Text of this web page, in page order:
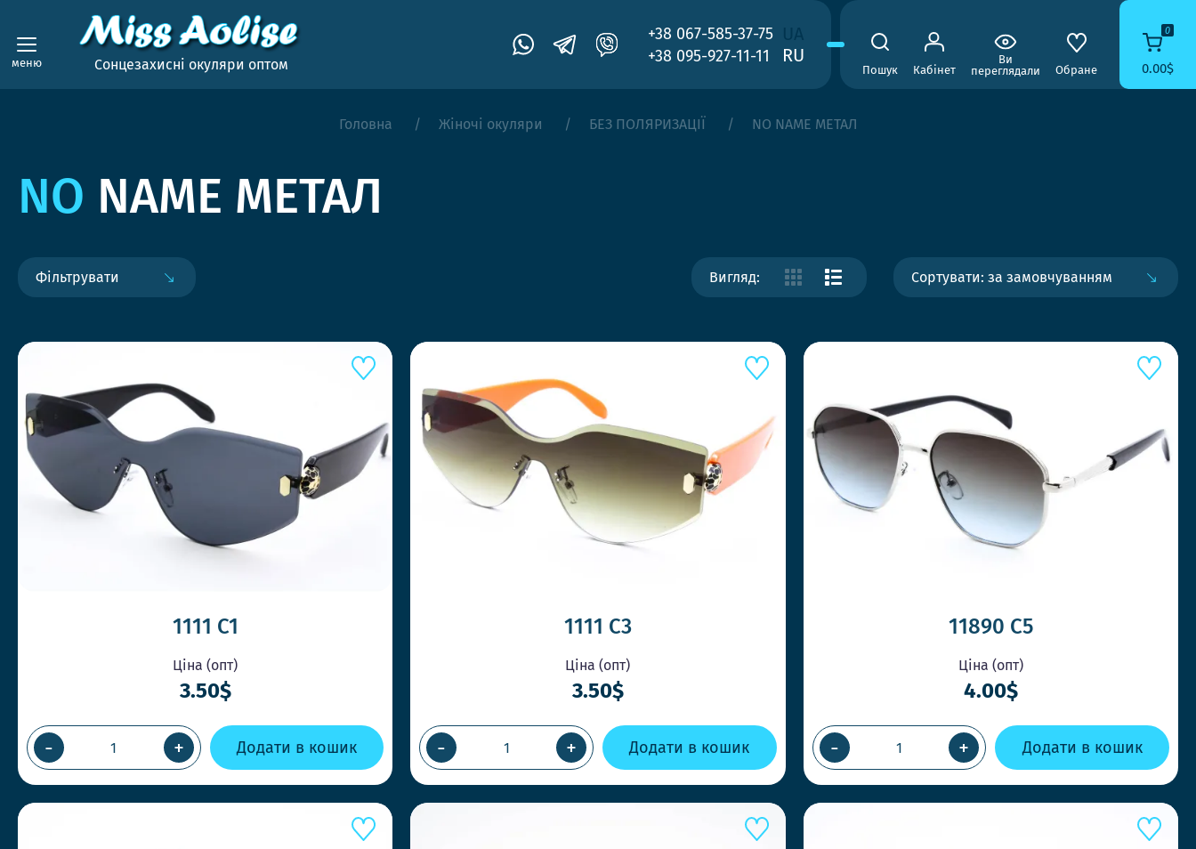
меню Сонцезахисні окуляри оптом
+38 067-585-37-75
+38 095-927-11-11
RU
Пошук Кабінет
Ви
переглядали
Обране
0
0.00$
Головна Жіночі окуляри БЕЗ ПОЛЯРИЗАЦІЇ NO NAME МЕТАЛ
NO NAME МЕТАЛ
Фільтрувати Вигляд: Сортувати: за замовчуванням
1111 C1
Ціна (опт)
3.50$
- + Додати в кошик
1111 C3
Ціна (опт)
3.50$
- + Додати в кошик
11890 C5
Ціна (опт)
4.00$
- + Додати в кошик